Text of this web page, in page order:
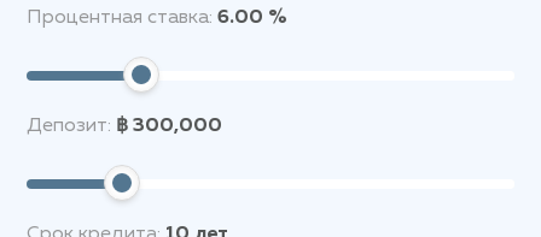
Процентная ставка: 6.00 %
Депозит: ฿ 300,000